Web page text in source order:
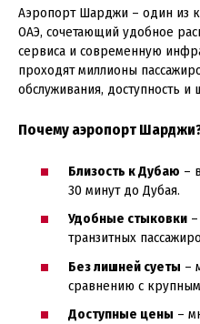
Аэропорт Шарджи – один из
ОАЭ, сочетающий удобное
сервиса и современную
проходят миллионы
обслуживания, доступность
Почему аэропорт
Близость к Дубаю –
30 минут до Дубая.
Удобные стыковки
транзитных
Без лишней суеты –
сравнению с
Доступные цены –